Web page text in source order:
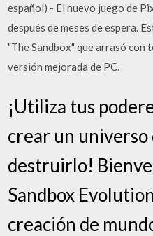
español) - El nuevo juego de
después de meses de espera.
"The Sandbox" que arrasó con
versión mejorada de PC.
¡Utiliza tus
crear un universo
destruirlo!
Sandbox
creación de